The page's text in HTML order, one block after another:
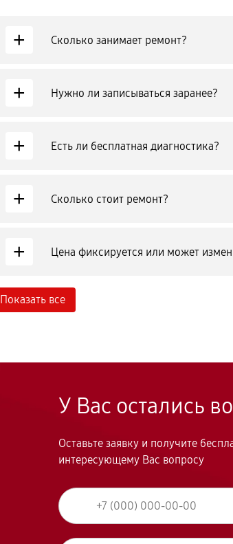
+ Сколько занимает ремонт?
+ Нужно ли записываться заранее?
+ Есть ли бесплатная диагностика?
+ Сколько стоит ремонт?
+ Цена фиксируется или может
Показать все
У Вас остались
Оставьте заявку и получите
интересующему Вас вопросу